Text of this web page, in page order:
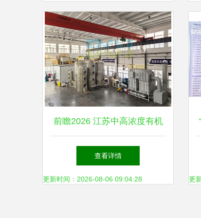
前瞻2026 江苏中高浓度有机
废气治理设备供应商综合评估
与环保技术开发现状
查看详情
更新时间：2026-08-06 09:04:28 更